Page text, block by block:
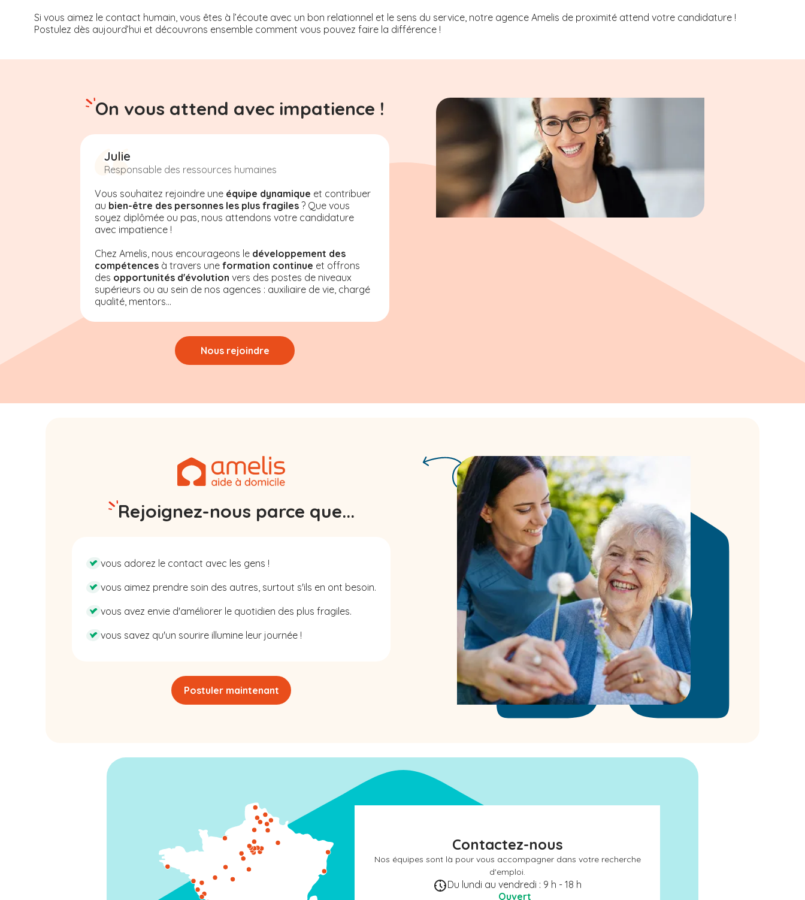
Si vous aimez le contact humain, vous êtes à l’écoute avec un bon relationnel et le sens du service, notre agence Amelis de proximité attend votre candidature !
Postulez dès aujourd’hui et découvrons ensemble comment vous pouvez faire la différence !
On vous attend avec impatience !
Julie
Responsable des ressources humaines
Vous souhaitez rejoindre une équipe dynamique et contribuer
au bien-être des personnes les plus fragiles ? Que vous
soyez diplômée ou pas, nous attendons votre candidature
avec impatience !
Chez Amelis, nous encourageons le développement des
compétences à travers une formation continue et offrons
des opportunités d'évolution vers des postes de niveaux
supérieurs ou au sein de nos agences : auxiliaire de vie, chargé
qualité, mentors...
Nous rejoindre
Rejoignez-nous parce que...
vous adorez le contact avec les gens !
vous aimez prendre soin des autres, surtout s'ils en ont besoin.
vous avez envie d'améliorer le quotidien des plus fragiles.
vous savez qu'un sourire illumine leur journée !
Postuler maintenant
Contactez-nous
Nos équipes sont là pour vous accompagner dans votre recherche
d'emploi.
Du lundi au vendredi : 9 h - 18 h
Ouvert